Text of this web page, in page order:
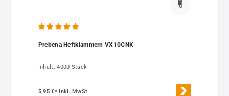
Prebena Heftklammern VX10CNK
Inhalt:4000 Stück
5,95 €*inkl. MwSt.